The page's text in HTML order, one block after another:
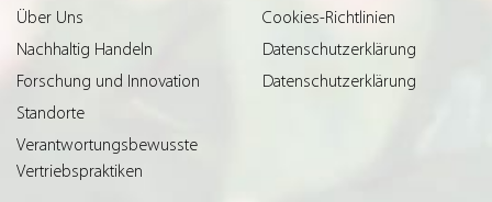
Über Uns
Nachhaltig Handeln
Forschung und Innovation
Standorte
Verantwortungsbewusste
Vertriebspraktiken
Cookies-Richtlinien
Datenschutzerklärung
Datenschutzerklärung